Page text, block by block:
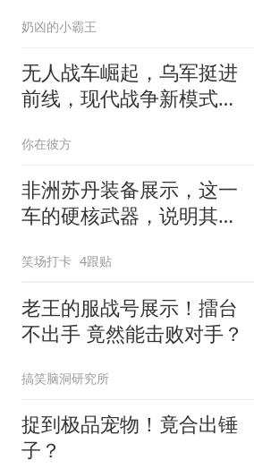
奶凶的小霸王
无人战车崛起，乌军挺进
前线，现代战争新模式引
你在彼方
非洲苏丹装备展示，这一
车的硬核武器，说明其实
笑场打卡 4跟贴
老王的服战号展示！擂台
不出手 竟然能击败对手？
搞笑脑洞研究所
捉到极品宠物！竟合出锤
子？